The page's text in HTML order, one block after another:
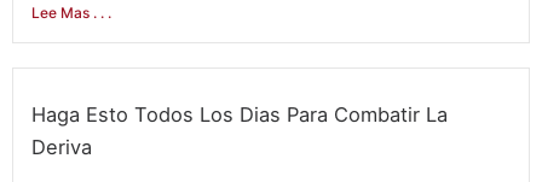
Lee Mas . . .
Haga Esto Todos Los Dias Para Combatir La
Deriva